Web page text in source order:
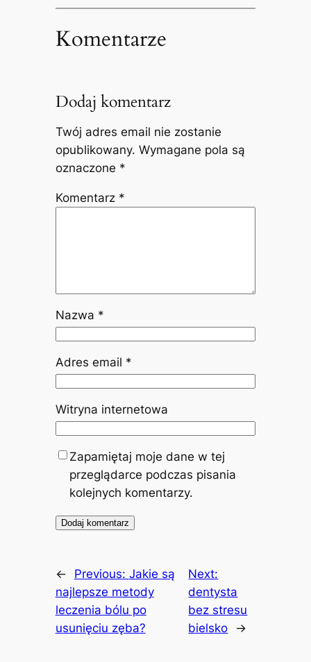
Komentarze
Dodaj komentarz
Twój adres email nie zostanie
opublikowany. Wymagane pola są
oznaczone *
Komentarz *
Nazwa *
Adres email *
Witryna internetowa
Zapamiętaj moje dane w tej
przeglądarce podczas pisania
kolejnych komentarzy.
← Previous: Jakie są
najlepsze metody
leczenia bólu po
usunięciu zęba?
Next:
dentysta
bez stresu
bielsko
→